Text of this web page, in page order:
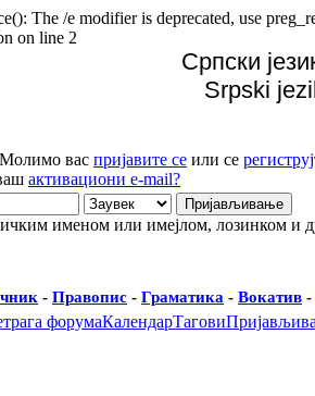
The /e modifier is deprecated, use
on line 2
Српски
Srpski
вас пријавите се или се
активациони e-mail?
именом или имејлом, лозинком и
- Правопис - Граматика - Вокатив -
форумаКалендарТагови